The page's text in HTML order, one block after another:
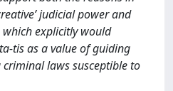
judicial power and
explicitly would
tis as a value of guiding
laws susceptible to